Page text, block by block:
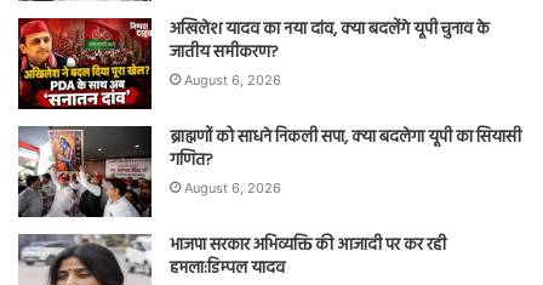
अखिलेश यादव का नया दांव, क्या बदलेंगे यूपी चुनाव के
जातीय समीकरण?
August 6, 2026
ब्राह्मणों को साधने निकली सपा, क्या बदलेगा यूपी का सियासी
गणित?
August 6, 2026
भाजपा सरकार अभिव्यक्ति की आजादी पर कर रही
हमला:डिम्पल यादव